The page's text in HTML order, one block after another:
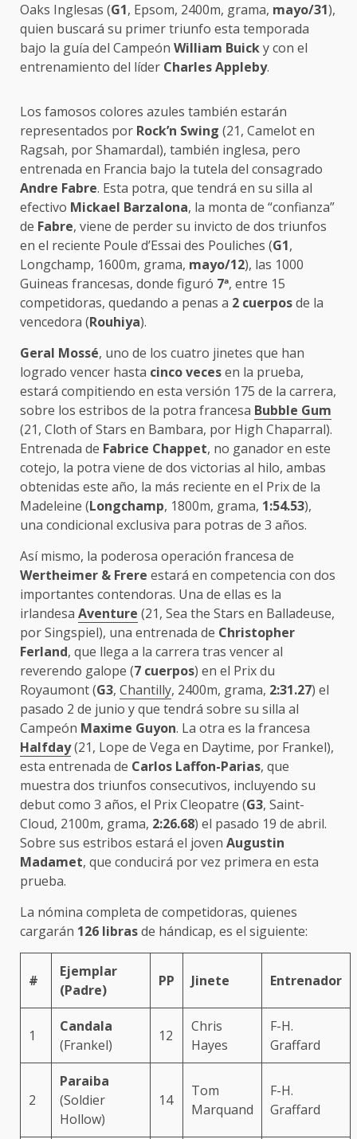
Oaks Inglesas (G1, Epsom, 2400m, grama, mayo/31),
quien buscará su primer triunfo esta temporada
bajo la guía del Campeón William Buicky con el
entrenamiento del líder Charles Appleby.
Los famosos colores azules también estarán
representados por Rock’n Swing (21, Camelot en
Ragsah, por Shamardal), también inglesa, pero
entrenada en Francia bajo la tutela del consagrado
Andre Fabre. Esta potra, que tendrá en su silla al
efectivo Mickael Barzalona, la monta de “confianza”
de Fabre, viene de perder su invicto de dos triunfos
en el reciente Poule d’Essai des Pouliches (G1,
Longchamp, 1600m, grama, mayo/12), las 1000
Guineas francesas, donde figuró 7ª, entre 15
competidoras, quedando a penas a 2 cuerposde la
vencedora (Rouhiya).
Geral Mossé, uno de los cuatro jinetes que han
logrado vencer hasta cinco vecesen la prueba,
estará compitiendo en esta versión 175 de la carrera,
sobre los estribos de la potra francesa Bubble Gum
(21, Cloth of Stars en Bambara, por High Chaparral).
Entrenada de Fabrice Chappet, no ganador en este
cotejo, la potra viene de dos victorias al hilo, ambas
obtenidas este año, la más reciente en el Prix de la
Madeleine (Longchamp, 1800m, grama, 1:54.53),
una condicional exclusiva para potras de 3 años.
Así mismo, la poderosa operación francesa de
Wertheimer & Frere estará en competencia con dos
importantes contendoras. Una de ellas es la
irlandesa Aventure (21, Sea the Stars en Balladeuse,
por Singspiel), una entrenada de Christopher
Ferland, que llega a la carrera tras vencer al
reverendo galope (7 cuerpos) en el Prix du
Royaumont (G3, Chantilly, 2400m, grama, 2:31.27) el
pasado 2 de junio y que tendrá sobre su silla al
Campeón Maxime Guyon. La otra es la francesa
Halfday(21, Lope de Vega en Daytime, por Frankel),
esta entrenada de Carlos Laffon-Parias, que
muestra dos triunfos consecutivos, incluyendo su
debut como 3 años, el Prix Cleopatre (G3, Saint-
Cloud, 2100m, grama, 2:26.68) el pasado 19 de abril.
Sobre sus estribos estará el joven Augustin
Madamet, que conducirá por vez primera en esta
prueba.
La nómina completa de competidoras, quienes
cargarán 126 librasde hándicap, es el siguiente:
#
Ejemplar
(Padre)
PP Jinete Entrenador
1
Candala
(Frankel)
12
Chris
Hayes
F-H.
Graffard
2
Paraiba
(Soldier
Hollow)
14
Tom
Marquand
F-H.
Graffard